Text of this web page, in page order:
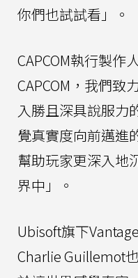
你們也試試看」。
CAPCOM執行製作
CAPCOM，我們致
入勝且深具說服力
覺真實度向前邁進
幫助玩家更深入地
界中」。
Ubisoft旗下
Charlie Guillemot